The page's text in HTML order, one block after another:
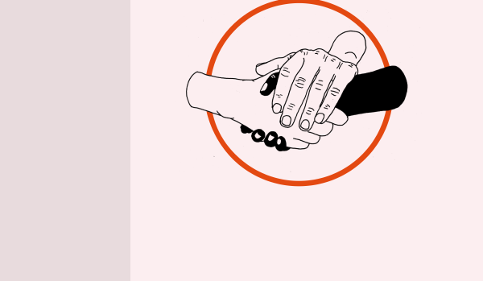
VonValérie Catil
Woher kommen diese
Vermummten auf Social
vermeintlich illegale
Gesichter gegen den
Häuser eindringen oder